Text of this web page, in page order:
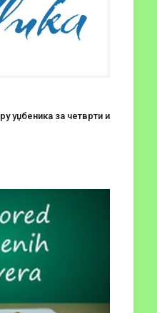
уџбеника за четврти и